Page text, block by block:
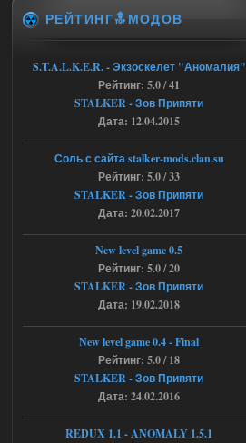
04.08.2026
Объединенный Пак 2 + OGSR +
STCoP WP 3.4
andreyforest1993
https://rutube.ru/video/50be34
6a53045b746b6f2d80812029a
3/?r=plemwd
Ответить ➤
04.08.2026
Объединенный Пак 2 + OGSR +
STCoP WP 3.4
Stalker-Mods-Clan-su
Доступно только для пользователей
04.08.2026
Объединенный Пак 2 + OGSR +
STCoP WP 3.4
РЕЙТИНГ🔝МОДОВ
S.T.A.L.K.E.R. - Экзоскелет "Аномалия"
Рейтинг: 5.0 / 41
STALKER - Зов Припяти
Дата: 12.04.2015
Соль с сайта stalker-mods.clan.su
Рейтинг: 5.0 / 33
STALKER - Зов Припяти
Дата: 20.02.2017
New level game 0.5
Рейтинг: 5.0 / 20
STALKER - Зов Припяти
Дата: 19.02.2018
New level game 0.4 - Final
Рейтинг: 5.0 / 18
STALKER - Зов Припяти
Дата: 24.02.2016
REDUX 1.1​​​​​​​ - ANOMALY 1.5.1